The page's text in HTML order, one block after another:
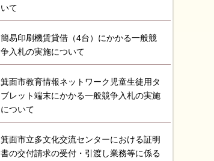
いて
簡易印刷機賃貸借（4台）にかかる一般競
争入札の実施について
箕面市教育情報ネットワーク児童生徒用タ
ブレット端末にかかる一般競争入札の実施
について
箕面市立多文化交流センターにおける証明
書の交付請求の受付・引渡し業務等に係る